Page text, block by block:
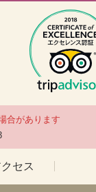
合があります
セス